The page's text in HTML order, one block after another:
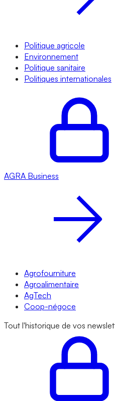
Politique agricole
Environnement
Politique sanitaire
Politiques internationales
AGRA Business
Agrofourniture
Agroalimentaire
AgTech
Coop-négoce
Tout l'historique de vos